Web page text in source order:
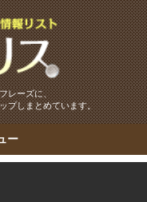
レーズに、
プしまとめています。
ー